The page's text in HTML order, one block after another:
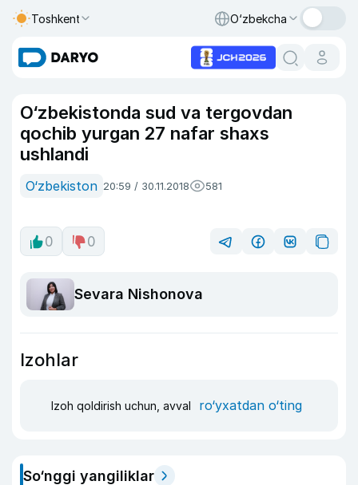
Toshkent O‘zbekcha
O‘zbekistonda sud va tergovdan
qochib yurgan 27 nafar shaxs
ushlandi
O‘zbekiston 20:59 / 30.11.2018 581
0 0
Sevara Nishonova
Izohlar
Izoh qoldirish uchun, avval ro‘yxatdan o‘ting
So‘nggi yangiliklar